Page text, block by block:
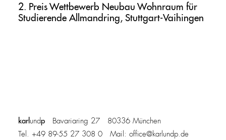
2. Preis Wettbewerb Neubau Wohnraum für
Studierende Allmandring, Stuttgart-Vaihingen
karl undp Bavariaring 27 80336 München
Tel. +49 89-55 27 308 0 Mail: office@karlundp.de